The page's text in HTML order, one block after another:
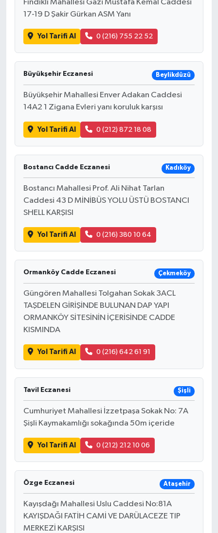
Fındıklı Mahallesi Gazi Mustafa Kemal Caddesi
17-19 D Şakir Gürkan ASM Yanı
Yol Tarifi Al 0 (216) 755 22 52
Büyükşehir Eczanesi Beylikdüzü
Büyükşehir Mahallesi Enver Adakan Caddesi
14A2 1 Zigana Evleri yanı koruluk karşısı
Yol Tarifi Al 0 (212) 872 18 08
Bostancı Cadde Eczanesi Kadıköy
Bostancı Mahallesi Prof. Ali Nihat Tarlan
Caddesi 43 D MİNİBÜS YOLU ÜSTÜ BOSTANCI
SHELL KARŞISI
Yol Tarifi Al 0 (216) 380 10 64
Ormanköy Cadde Eczanesi Çekmeköy
Güngören Mahallesi Tolgahan Sokak 3ACL
TAŞDELEN GİRİŞİNDE BULUNAN DAP YAPI
ORMANKÖY SİTESİNİN İÇERİSİNDE CADDE
KISMINDA
Yol Tarifi Al 0 (216) 642 61 91
Tavil Eczanesi Şişli
Cumhuriyet Mahallesi İzzetpaşa Sokak No: 7A
Şişli Kaymakamlığı sokağında 50m içeride
Yol Tarifi Al 0 (212) 212 10 06
Özge Eczanesi Ataşehir
Kayışdağı Mahallesi Uslu Caddesi No:81A
KAYIŞDAĞI FATİH CAMİ VE DARÜLACEZE TIP
MERKEZİ KARŞISI